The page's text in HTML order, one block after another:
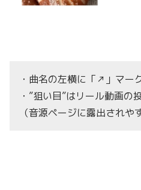
・曲名の左横に「↗︎」マー
・”狙い目”はリール動画
（音源ページに露出されや